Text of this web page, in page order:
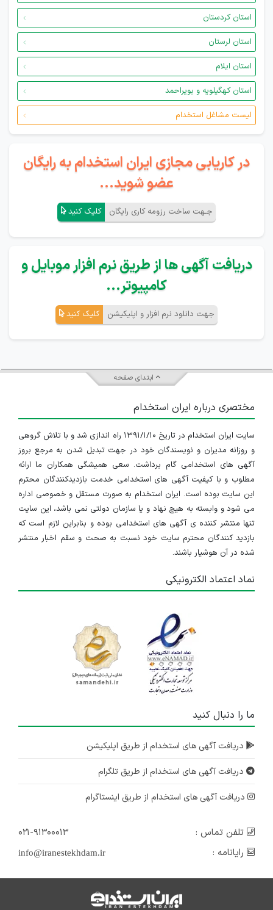
استان کردستان
استان لرستان
استان ایلام
استان کهگیلویه و بویراحمد
لیست مشاغل استخدام
در کاریابی مجازی ایران استخدام به رایگان
عضو شوید...
جـهت ساخت رزومه کاری رایگان کلیک کنید
دریافت آگهی ها از طریق نرم افزار موبایل و
کامپیوتر...
جهت دانلود نرم افزار و اپلیکیشن کلیک کنید
ابتدای صفحه
مختصری درباره ایران استخدام
سایت ایران استخدام در تاریخ ۱۳۹۱/۱/۱۰ راه اندازی شد و با تلاش گروهی
و روزانه مدیران و نویسندگان خود در جهت تبدیل شدن به مرجع بروز
آگهی های استخدامی گام برداشت. سعی همیشگی همکاران ما ارائه
مطلوب و با کیفیت آگهی های استخدامی خدمت بازدیدکنندگان محترم
این سایت بوده است. ایران استخدام به صورت مستقل و خصوصی اداره
می شود و وابسته به هیچ نهاد و یا سازمان دولتی نمی باشد، این سایت
تنها منتشر کننده ی آگهی های استخدامی بوده و بنابراین لازم است که
بازدید کنندگان محترم سایت خود نسبت به صحت و سقم اخبار منتشر
شده در آن هوشیار باشند.
نماد اعتماد الکترونیکی
ما را دنبال کنید
دریافت آگهی های استخدام از طریق اپلیکیشن
دریافت آگهی های استخدام از طریق تلگرام
دریافت آگهی های استخدام از طریق اینستاگرام
تلفن تماس :
۰۲۱-۹۱۳۰۰۰۱۳
رایانامه :
info@iranestekhdam.ir